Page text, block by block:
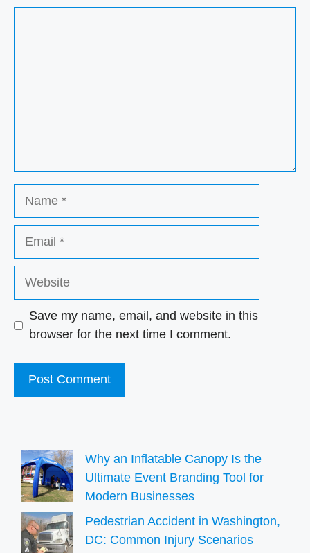
Website
Save my name, email, and website in this
browser for the next time I comment.
Why an Inflatable Canopy Is the
Ultimate Event Branding Tool for
Modern Businesses
Pedestrian Accident in Washington,
DC: Common Injury Scenarios